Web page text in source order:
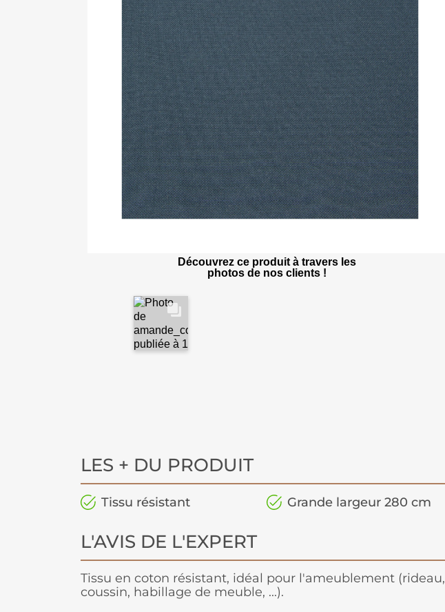
Découvrez ce produit à travers les
photos de nos clients !
LES + DU PRODUIT
Tissu résistant Grande largeur 280 cm
L'AVIS DE L'EXPERT
Tissu en coton résistant, idéal pour l'ameublement (rideau,
coussin, habillage de meuble, ...).